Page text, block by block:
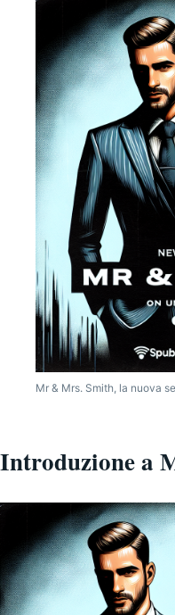
Mr & Mrs. Smith, la nuova
Introduzione a